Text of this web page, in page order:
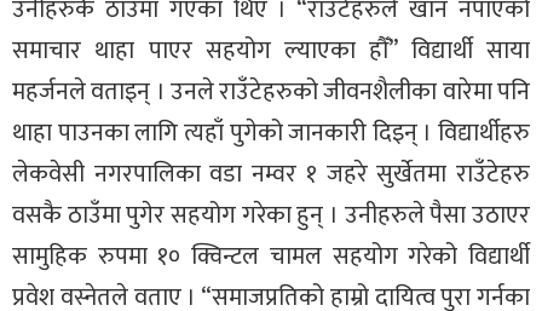
उनीहरुकै ठाउँमा गएका थिए । “राउँटेहरुले खान नपाएको
समाचार थाहा पाएर सहयोग ल्याएका हौँ” विद्यार्थी साया
महर्जनले वताइन् । उनले राउँटेहरुको जीवनशैलीका वारेमा पनि
थाहा पाउनका लागि त्यहाँ पुगेको जानकारी दिइन् । विद्यार्थीहरु
लेकवेसी नगरपालिका वडा नम्वर १ जहरे सुर्खेतमा राउँटेहरु
वसकै ठाउँमा पुगेर सहयोग गरेका हुन् । उनीहरुले पैसा उठाएर
सामुहिक रुपमा १० क्विन्टल चामल सहयोग गरेको विद्यार्थी
प्रवेश वस्नेतले वताए । “समाजप्रतिको हाम्रो दायित्व पुरा गर्नका